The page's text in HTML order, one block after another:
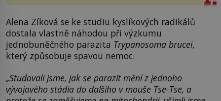
Alena Zíková se ke studiu kyslíkových radikálů
dostala vlastně náhodou při výzkumu
jednobuněčného parazita Trypanosoma brucei,
který způsobuje spavou nemoc.
„Studovali jsme, jak se parazit mění z jednoho
vývojového stádia do dalšího v mouše Tse-Tse, a